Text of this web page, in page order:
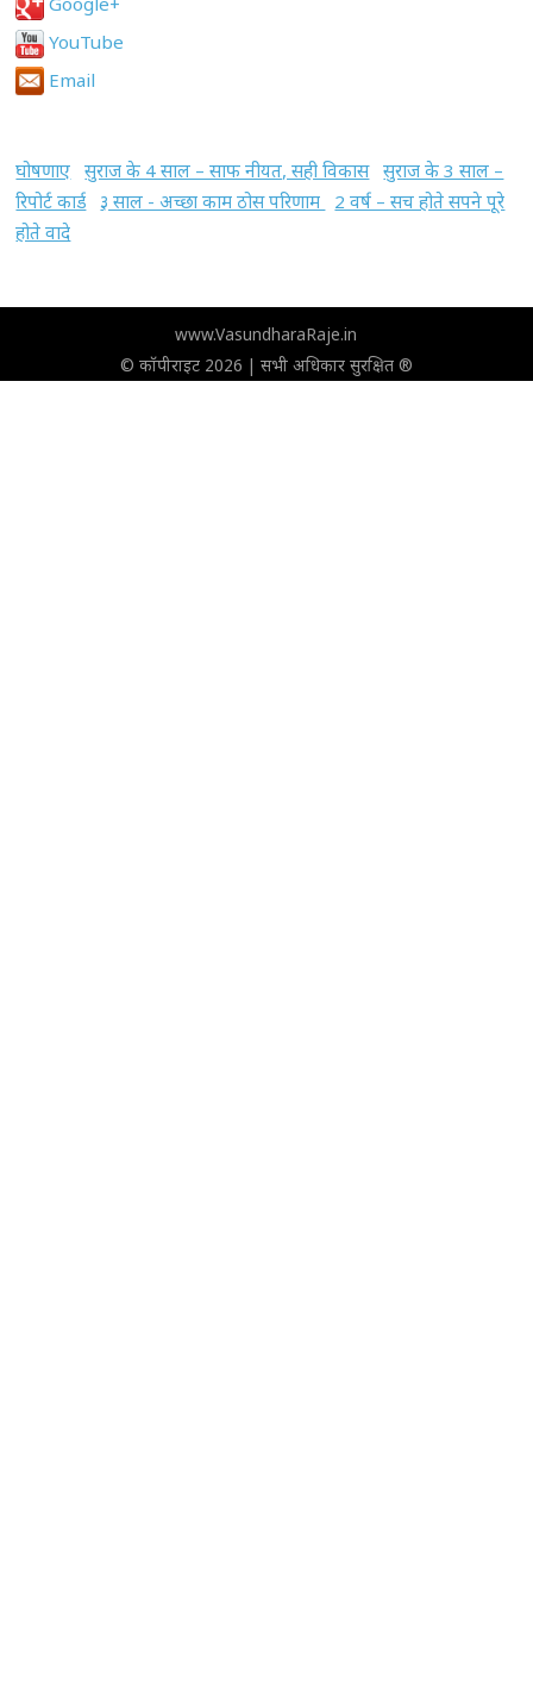
YouTube
Email
घोषणाए सुराज के 4 साल – साफ नीयत, सही विकास सुराज के 3 साल –
रिपोर्ट कार्ड
३ साल - अच्छा काम ठोस परिणाम
2 वर्ष – सच होते सपने पूरे
होते वादे
www.VasundharaRaje.in
© कॉपीराइट 2026 | सभी अधिकार सुरक्षित ®